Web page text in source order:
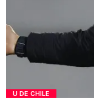
U DE CHILE